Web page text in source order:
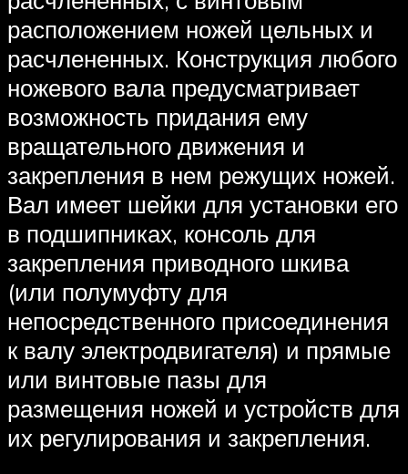
расположением ножей цельных и
расчлененных. Конструкция любого
ножевого вала предусматривает
возможность придания ему
вращательного движения и
закрепления в нем режущих ножей.
Вал имеет шейки для установки его
в подшипниках, консоль для
закрепления приводного шкива
(или полумуфту для
непосредственного присоединения
к валу электродвигателя) и прямые
или винтовые пазы для
размещения ножей и устройств для
их регулирования и закрепления.